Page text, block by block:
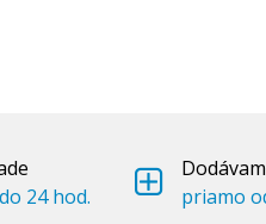
24 hod.
priamo